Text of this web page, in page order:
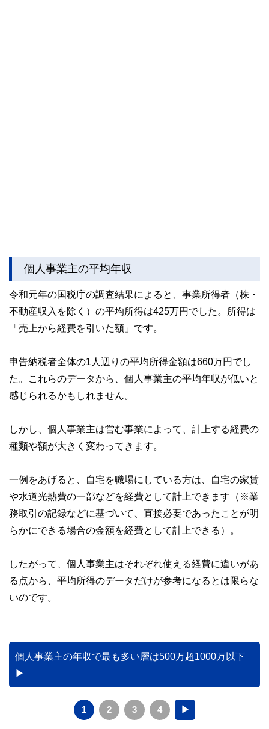
個人事業主の平均年収
令和元年の国税庁の調査結果によると、事業所得者（株・
不動産収入を除く）の平均所得は425万円でした。所得は
「売上から経費を引いた額」です。
申告納税者全体の1人辺りの平均所得金額は660万円でし
た。これらのデータから、個人事業主の平均年収が低いと
感じられるかもしれません。
しかし、個人事業主は営む事業によって、計上する経費の
種類や額が大きく変わってきます。
一例をあげると、自宅を職場にしている方は、自宅の家賃
や水道光熱費の一部などを経費として計上できます（※業
務取引の記録などに基づいて、直接必要であったことが明
らかにできる場合の金額を経費として計上できる）。
したがって、個人事業主はそれぞれ使える経費に違いがあ
る点から、平均所得のデータだけが参考になるとは限らな
いのです。
個人事業主の年収で最も多い層は500万超1000万以下
1 2 3 4 ▶